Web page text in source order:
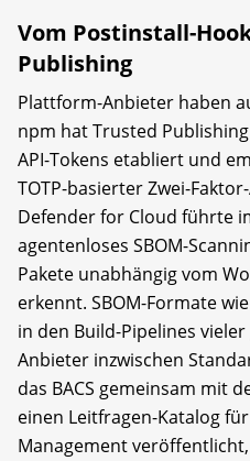
Vom Postinstall-
Publishing
Plattform-Anbieter haben
npm hat Trusted
API-Tokens etabliert und
TOTP-basierter Zwei-
Defender for Cloud führte
agentenloses SBOM-
Pakete unabhängig vom
erkennt. SBOM-Formate
in den Build-Pipelines
Anbieter inzwischen
das BACS gemeinsam mit
einen Leitfragen-Katalog
Management